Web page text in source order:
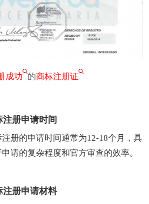
成功 的商标注册证
册申请时间
册的申请时间通常为12-18个月，具
请的复杂程度和官方审查的效率。
注册申请材料